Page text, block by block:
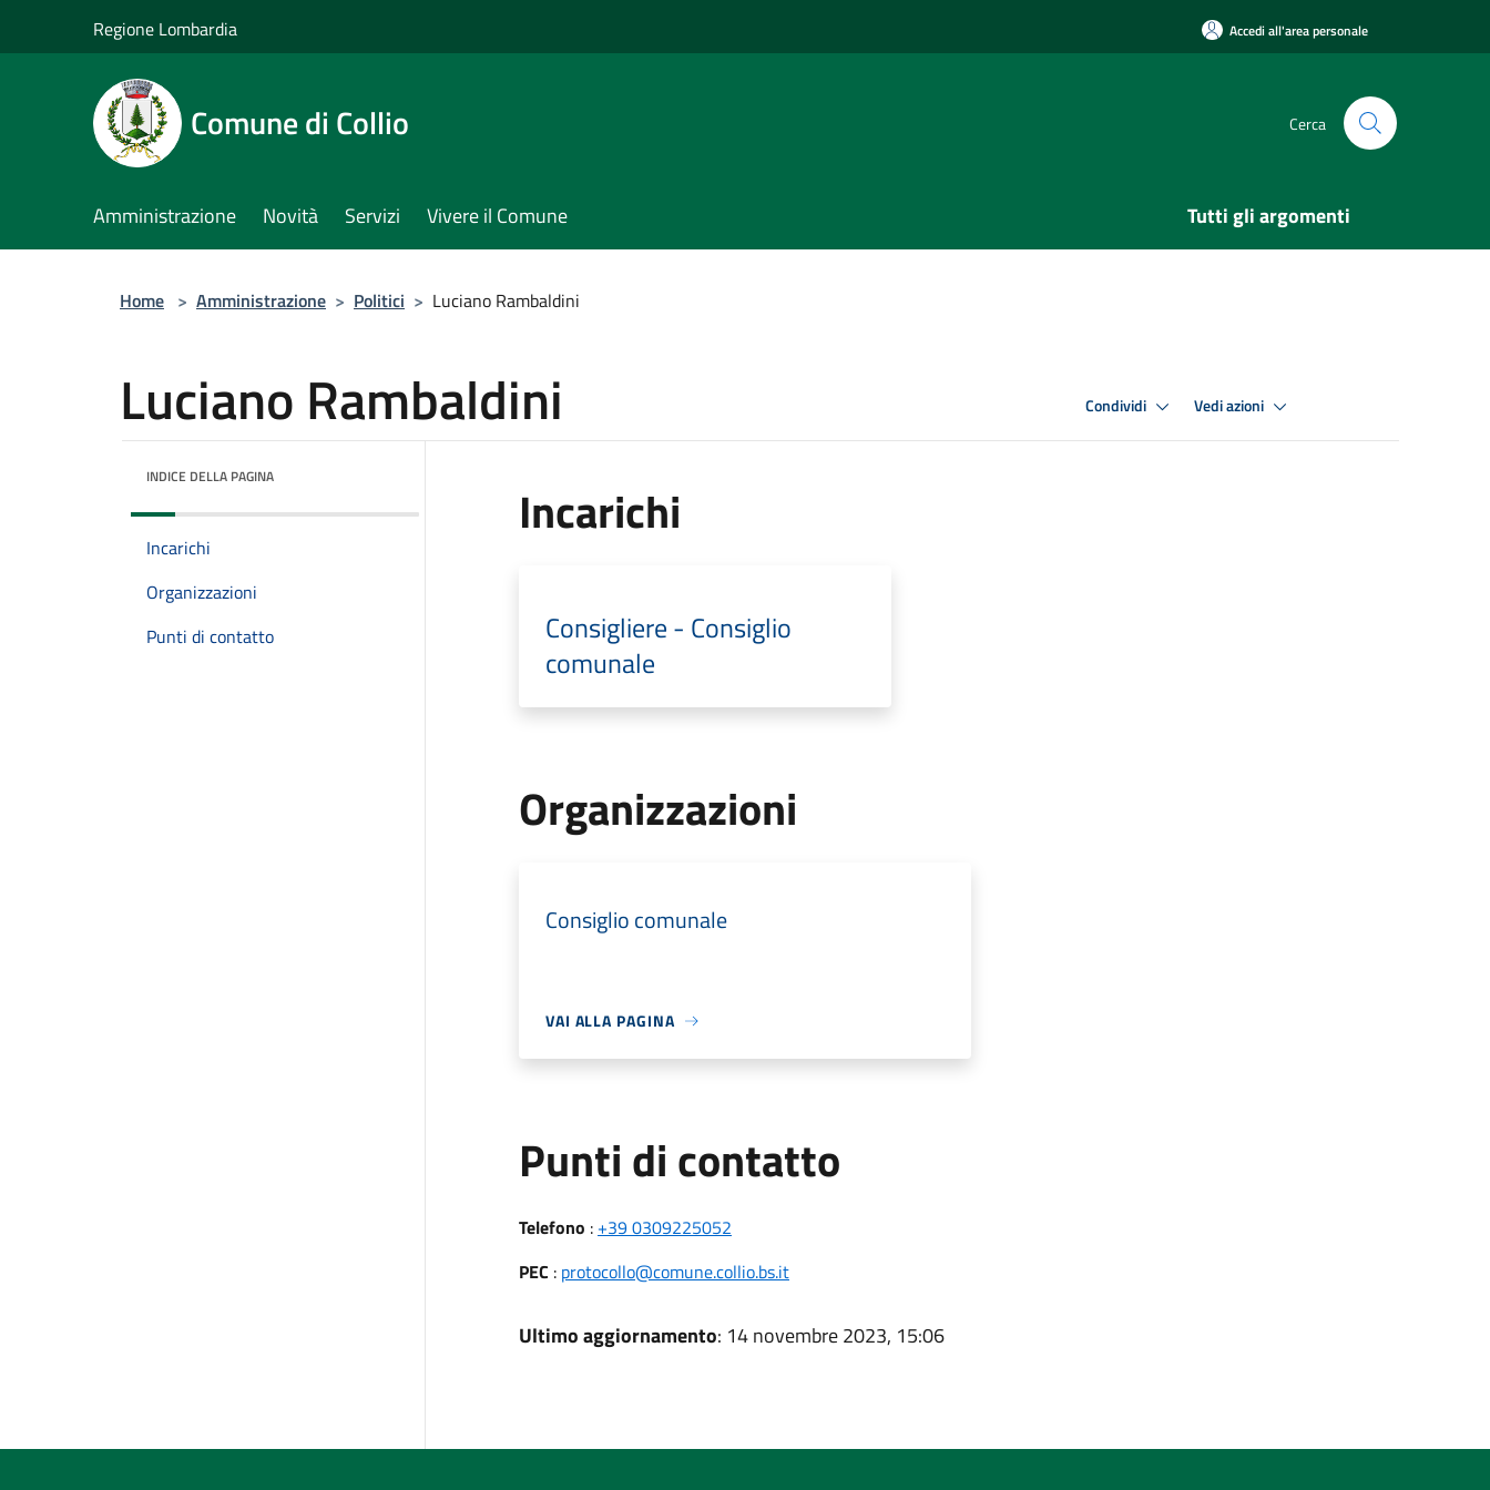
Regione Lombardia Accedi all'area personale
Comune di Collio Cerca
Amministrazione Novità Servizi Vivere il Comune Tutti gli argomenti
Home > Amministrazione > Politici > Luciano Rambaldini
Luciano Rambaldini Condividi Vedi azioni
INDICE DELLA PAGINA
Incarichi
Organizzazioni
Punti di contatto
Incarichi
Consigliere - Consiglio
comunale
Organizzazioni
Consiglio comunale
VAI ALLA PAGINA
Punti di contatto
Telefono : +39 0309225052
PEC : protocollo@comune.collio.bs.it
Ultimo aggiornamento: 14 novembre 2023, 15:06